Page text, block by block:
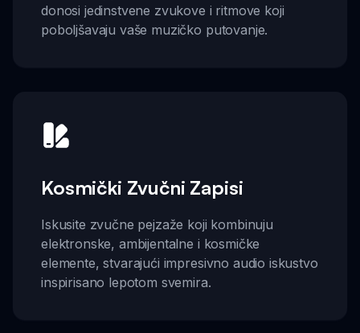
donosi jedinstvene zvukove i ritmove koji
poboljšavaju vaše muzičko putovanje.
Kosmički Zvučni Zapisi
Iskusite zvučne pejzaže koji kombinuju
elektronske, ambijentalne i kosmičke
elemente, stvarajući impresivno audio iskustvo
inspirisano lepotom svemira.